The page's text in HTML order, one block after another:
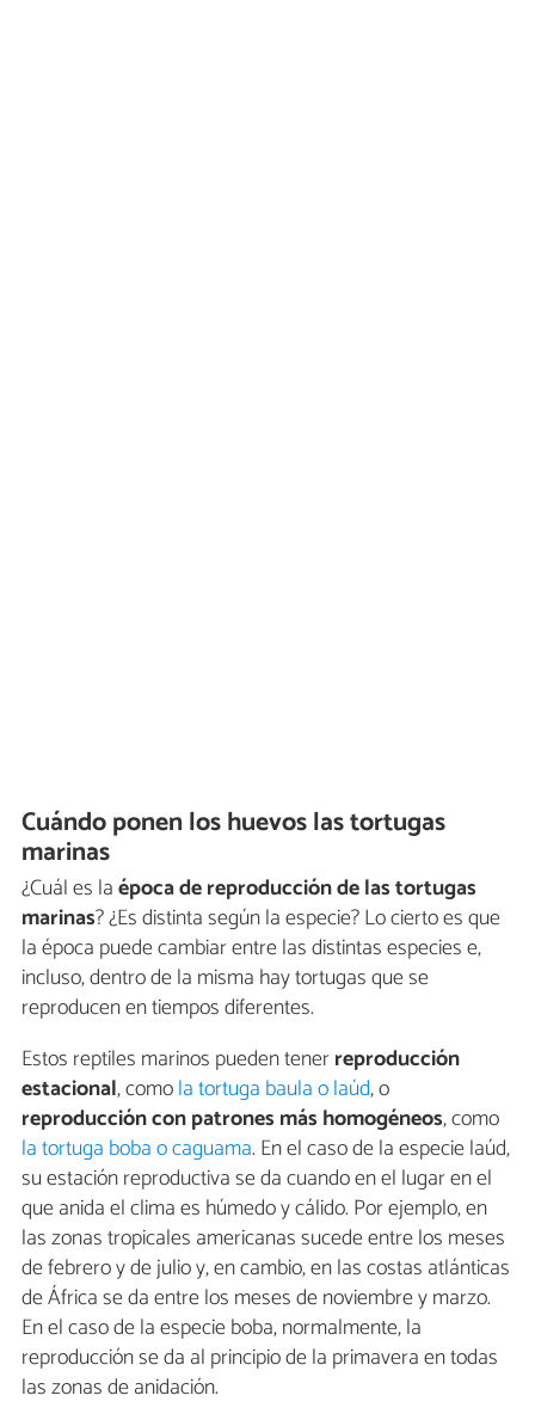
Cuándo ponen los huevos las tortugas
marinas
¿Cuál es laépoca de reproducción de las tortugas
marinas? ¿Es distinta según la especie? Lo cierto es que
la época puede cambiar entre las distintas especies e,
incluso, dentro de la misma hay tortugas que se
reproducen en tiempos diferentes.
Estos reptiles marinos pueden tenerreproducción
estacional, comola tortuga baula o laúd, o
reproducción con patrones más homogéneos, como
la tortuga boba o caguama. En el caso de la especie laúd,
su estación reproductiva se da cuando en el lugar en el
que anida el clima es húmedo y cálido. Por ejemplo, en
las zonas tropicales americanas sucede entre los meses
de febrero y de julio y, en cambio, en las costas atlánticas
de África se da entre los meses de noviembre y marzo.
En el caso de la especie boba, normalmente, la
reproducción se da al principio de la primavera en todas
las zonas de anidación.